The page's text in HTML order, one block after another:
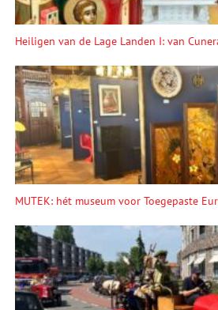
Heiligen van de Lage Landen I: van
MUTEK: hét museum voor Toegepaste